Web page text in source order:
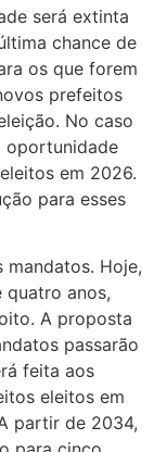
será extinta
chance de
os que forem
prefeitos
No caso
oportunidade
em 2026.
para esses
mandatos. Hoje,
quatro anos,
A proposta
passarão
feita aos
eleitos em
partir de 2034,